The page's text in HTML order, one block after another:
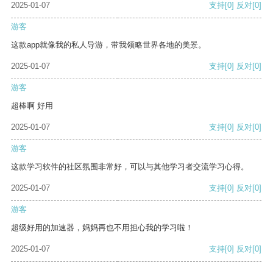
2025-01-07 支持[0] 反对[0]
游客
这款app就像我的私人导游，带我领略世界各地的美景。
2025-01-07 支持[0] 反对[0]
游客
超棒啊 好用
2025-01-07 支持[0] 反对[0]
游客
这款学习软件的社区氛围非常好，可以与其他学习者交流学习心得。
2025-01-07 支持[0] 反对[0]
游客
超级好用的加速器，妈妈再也不用担心我的学习啦！
2025-01-07 支持[0] 反对[0]